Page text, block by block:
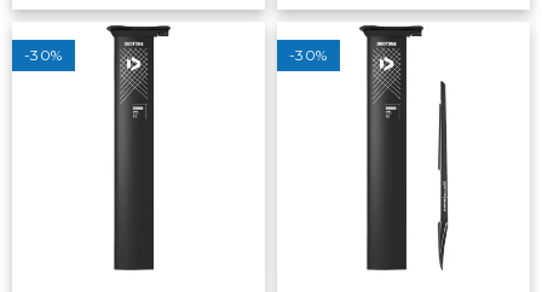
-30% -30%